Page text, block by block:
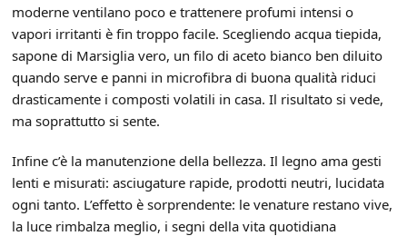
moderne ventilano poco e trattenere profumi intensi o
vapori irritanti è fin troppo facile. Scegliendo acqua tiepida,
sapone di Marsiglia vero, un filo di aceto bianco ben diluito
quando serve e panni in microfibra di buona qualità riduci
drasticamente i composti volatili in casa. Il risultato si vede,
ma soprattutto si sente.
Infine c’è la manutenzione della bellezza. Il legno ama gesti
lenti e misurati: asciugature rapide, prodotti neutri, lucidata
ogni tanto. L’effetto è sorprendente: le venature restano vive,
la luce rimbalza meglio, i segni della vita quotidiana